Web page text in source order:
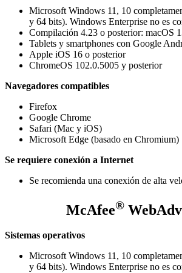
Microsoft Windows 11, 10
y 64 bits). Windows Enterprise no es
Compilación 4.23 o posterior: macOS
Tablets y smartphones con Google
Apple iOS 16 o posterior
ChromeOS 102.0.5005 y posterior
Navegadores compatibles
Firefox
Google Chrome
Safari (Mac y iOS)
Microsoft Edge (basado en Chromium)
Se requiere conexión a Internet
Se recomienda una conexión de alta
McAfee®
Sistemas operativos
Microsoft Windows 11, 10
y 64 bits). Windows Enterprise no es